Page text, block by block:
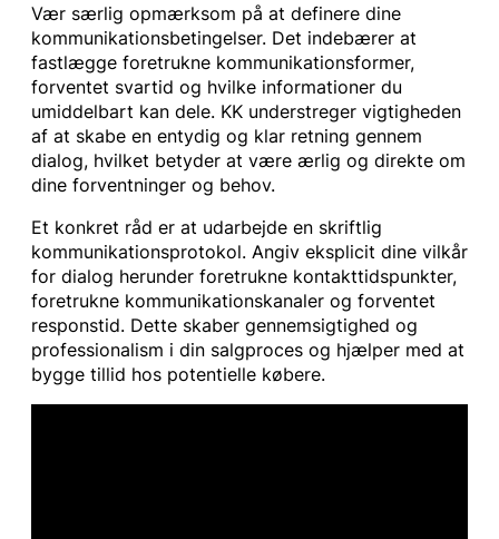
Vær særlig opmærksom på at definere dine
kommunikationsbetingelser. Det indebærer at
fastlægge foretrukne kommunikationsformer,
forventet svartid og hvilke informationer du
umiddelbart kan dele. KK understreger vigtigheden
af at skabe en entydig og klar retning gennem
dialog, hvilket betyder at være ærlig og direkte om
dine forventninger og behov.
Et konkret råd er at udarbejde en skriftlig
kommunikationsprotokol. Angiv eksplicit dine vilkår
for dialog herunder foretrukne kontakttidspunkter,
foretrukne kommunikationskanaler og forventet
responstid. Dette skaber gennemsigtighed og
professionalism i din salgproces og hjælper med at
bygge tillid hos potentielle købere.